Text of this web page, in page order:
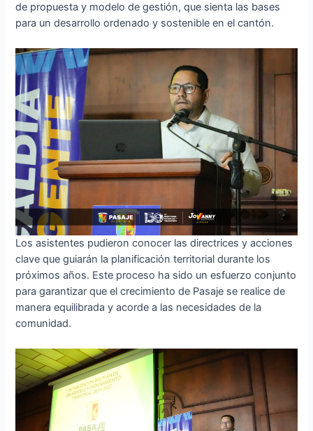
de propuesta y modelo de gestión, que sienta las bases
para un desarrollo ordenado y sostenible en el cantón.
Los asistentes pudieron conocer las directrices y acciones
clave que guiarán la planificación territorial durante los
próximos años. Este proceso ha sido un esfuerzo conjunto
para garantizar que el crecimiento de Pasaje se realice de
manera equilibrada y acorde a las necesidades de la
comunidad.